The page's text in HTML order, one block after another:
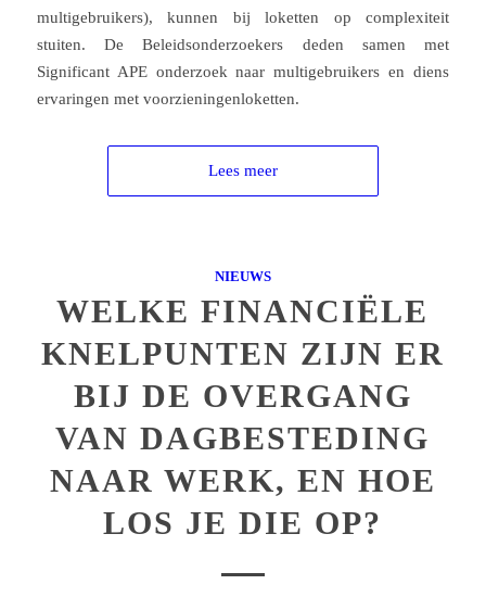
multigebruikers), kunnen bij loketten op complexiteit
stuiten. De Beleidsonderzoekers deden samen met
Significant APE onderzoek naar multigebruikers en diens
ervaringen met voorzieningenloketten.
Lees meer
NIEUWS
WELKE FINANCIËLE
KNELPUNTEN ZIJN ER
BIJ DE OVERGANG
VAN DAGBESTEDING
NAAR WERK, EN HOE
LOS JE DIE OP?